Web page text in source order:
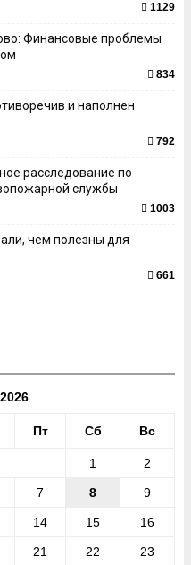
1129
Финансовые проблемы
834
и наполнен
792
расследование по
службы
1003
чем полезны для
661
Пт Сб Вс
1 2
7 8 9
14 15 16
21 22 23